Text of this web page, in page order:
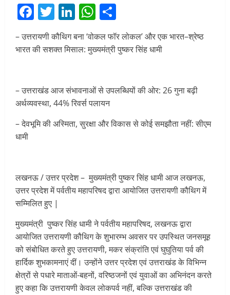
Facebook
Twitter
LinkedIn
WhatsApp
– उत्तरायणी कौथिग बना ‘वोकल फॉर लोकल’ और एक भारत–श्रेष्ठ
भारत की सशक्त मिसाल: मुख्यमंत्री पुष्कर सिंह धामी
– उत्तराखंड आज संभावनाओं से उपलब्धियों की ओर: 26 गुना बढ़ी
अर्थव्यवस्था, 44% रिवर्स पलायन
– देवभूमि की अस्मिता, सुरक्षा और विकास से कोई समझौता नहीं: सीएम
धामी
लखनऊ / उत्तर प्रदेश – मुख्यमंत्री पुष्कर सिंह धामी आज लखनऊ,
उत्तर प्रदेश में पर्वतीय महापरिषद द्वारा आयोजित उत्तरायणी कौथिग में
सम्मिलित हुए |
मुख्यमंत्री पुष्कर सिंह धामी ने पर्वतीय महापरिषद, लखनऊ द्वारा
आयोजित उत्तरायणी कौथिग के शुभारम्भ अवसर पर उपस्थित जनसमूह
को संबोधित करते हुए उत्तरायणी, मकर संक्रांति एवं घुघुतिया पर्व की
हार्दिक शुभकामनाएं दीं। उन्होंने उत्तर प्रदेश एवं उत्तराखंड के विभिन्न
क्षेत्रों से पधारे माताओं-बहनों, वरिष्ठजनों एवं युवाओं का अभिनंदन करते
हुए कहा कि उत्तरायणी केवल लोकपर्व नहीं, बल्कि उत्तराखंड की